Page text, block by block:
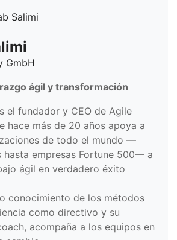
GmbH
ágil y transformación
el fundador y CEO de Agile
hace más de 20 años apoya a
de todo el mundo —
hasta empresas Fortune 500— a
ágil en verdadero éxito
conocimiento de los métodos
como directivo y su
acompaña a los equipos en